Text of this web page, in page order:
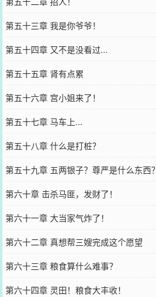
第五十三章 我是你爷爷！
第五十四章 又不是没看过...
第五十五章 肾有点累
第五十六章 宫小姐来了！
第五十七章 马车上...
第五十八章 什么是打桩？
第五十九章 五两银子？尊严是什么东西？
第六十章 击杀马匪，发财了！
第六十一章 大当家气炸了！
第六十二章 真想帮三嫂完成这个愿望
第六十三章 粮食算什么难事？
第六十四章 灵田！粮食大丰收！